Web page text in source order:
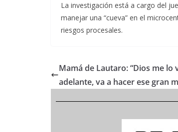
La investigación está a cargo del
manejar una “cueva” en el
riesgos procesales.
Mamá de Lautaro: “Dios me lo
adelante, va a hacer ese gran